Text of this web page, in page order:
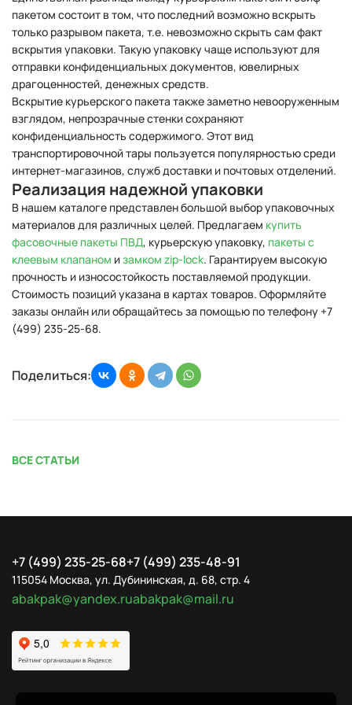
пакетом состоит в том, что последний возможно вскрыть
только разрывом пакета, т.е. невозможно скрыть сам факт
вскрытия упаковки. Такую упаковку чаще используют для
отправки конфиденциальных документов, ювелирных
драгоценностей, денежных средств.
Вскрытие курьерского пакета также заметно невооруженным
взглядом, непрозрачные стенки сохраняют
конфиденциальность содержимого. Этот вид
транспортировочной тары пользуется популярностью среди
интернет-магазинов, служб доставки и почтовых отделений.
Реализация надежной упаковки
В нашем каталоге представлен большой выбор упаковочных
материалов для различных целей. Предлагаем купить
фасовочные пакеты ПВД, курьерскую упаковку, пакеты с
клеевым клапаном изамком zip-lock. Гарантируем высокую
прочность и износостойкость поставляемой продукции.
Стоимость позиций указана в картах товаров. Оформляйте
заказы онлайн или обращайтесь за помощью по телефону +7
(499) 235-25-68.
Поделиться:
ВСЕ СТАТЬИ
+7 (499) 235-25-68+7 (499) 235-48-91
115054 Москва, ул. Дубининская, д. 68, стр. 4
abakpak@yandex.ruabakpak@mail.ru